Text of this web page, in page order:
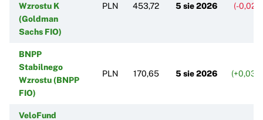
Wzrostu K
(Goldman
Sachs FIO)
PLN 453,72 5 sie 2026 (-
BNPP
Stabilnego
Wzrostu (BNPP
FIO)
PLN 170,65 5 sie 2026
VeloFund